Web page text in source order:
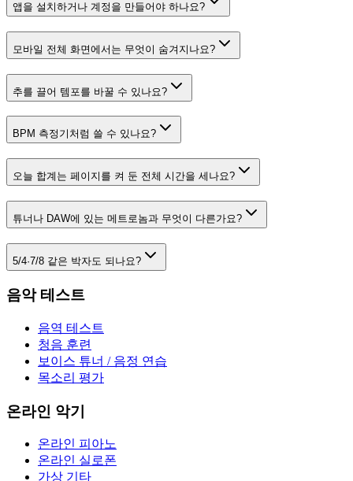
앱을 설치하거나 계정을 만들어야 하나요?
모바일 전체 화면에서는 무엇이 숨겨지나요?
추를 끌어 템포를 바꿀 수 있나요?
BPM 측정기처럼 쓸 수 있나요?
오늘 합계는 페이지를 켜 둔 전체 시간을 세나요?
튜너나 DAW에 있는 메트로놈과 무엇이 다른가요?
5/4·7/8 같은 박자도 되나요?
음악 테스트
음역 테스트
청음 훈련
보이스 튜너 / 음정 연습
목소리 평가
온라인 악기
온라인 피아노
온라인 실로폰
가상 기타